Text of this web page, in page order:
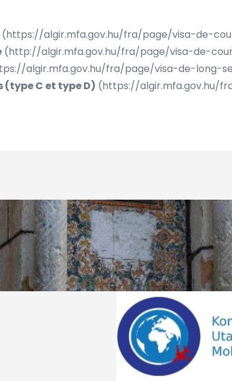
(https://algir.mfa.gov.hu/fra/page/visa-de-
(http://algir.mfa.gov.hu/fra/page/visa-de-
algir.mfa.gov.hu/fra/page/visa-de-long-
(type C et type D) (https://algir.mfa.gov.hu/